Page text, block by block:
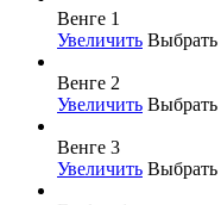
Венге 1
Увеличить Выбрать
Венге 2
Увеличить Выбрать
Венге 3
Увеличить Выбрать